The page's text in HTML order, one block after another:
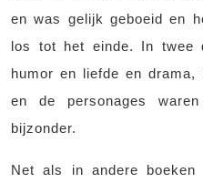
en was gelijk geboeid en
los tot het einde. In twee
humor en liefde en
en de personages
bijzonder.
Net als in andere